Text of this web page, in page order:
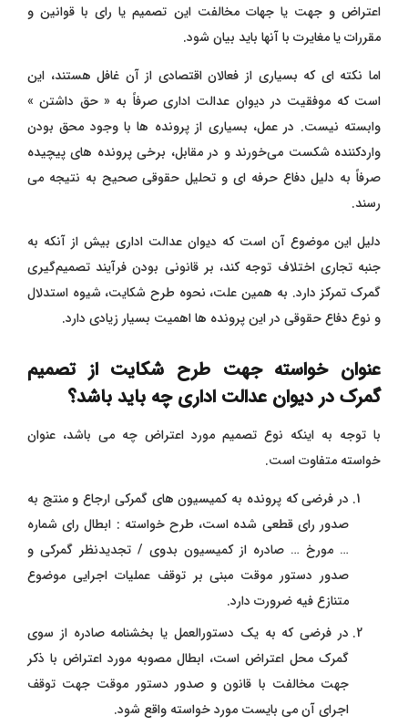
اعتراض و جهت یا جهات مخالفت این تصمیم یا رای با قوانین و
مقررات یا مغایرت با آنها باید بیان شود.
اما نکته‌ ای که بسیاری از فعالان اقتصادی از آن غافل هستند، این
است که موفقیت در دیوان عدالت اداری صرفاً به « حق داشتن »
وابسته نیست. در عمل، بسیاری از پرونده ‌ها با وجود محق بودن
واردکننده شکست می‌خورند و در مقابل، برخی پرونده‌ های پیچیده
صرفاً به دلیل دفاع حرفه ‌ای و تحلیل حقوقی صحیح به نتیجه می
‌رسند.
دلیل این موضوع آن است که دیوان عدالت اداری بیش از آنکه به
جنبه تجاری اختلاف توجه کند، بر قانونی بودن فرآیند تصمیم‌گیری
گمرک تمرکز دارد. به همین علت، نحوه طرح شکایت، شیوه استدلال
و نوع دفاع حقوقی در این پرونده‌ ها اهمیت بسیار زیادی دارد.
عنوان خواسته جهت طرح شکایت از تصمیم
گمرک در دیوان عدالت اداری چه باید باشد؟
با توجه به اینکه نوع تصمیم مورد اعتراض چه می باشد، عنوان
خواسته متفاوت است.
در فرضی که پرونده به کمیسیون های گمرکی ارجاع و منتج به
صدور رای قطعی شده است، طرح خواسته : ابطال رای شماره
… مورخ … صادره از کمیسیون بدوی / تجدیدنظر گمرکی و
صدور دستور موقت مبنی بر توقف عملیات اجرایی موضوع
متنازع فیه ضرورت دارد.
در فرضی که به یک دستورالعمل یا بخشنامه صادره از سوی
گمرک محل اعتراض است، ابطال مصوبه مورد اعتراض با ذکر
جهت مخالفت با قانون و صدور دستور موقت جهت توقف
اجرای آن می بایست مورد خواسته واقع شود.